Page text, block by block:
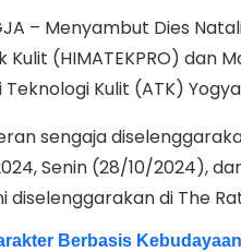
– Menyambut Dies
Kulit (HIMATEKPRO) dan
Teknologi Kulit (ATK)
sengaja
Senin (28/10/2024),
diselenggarakan di The
Berbasis